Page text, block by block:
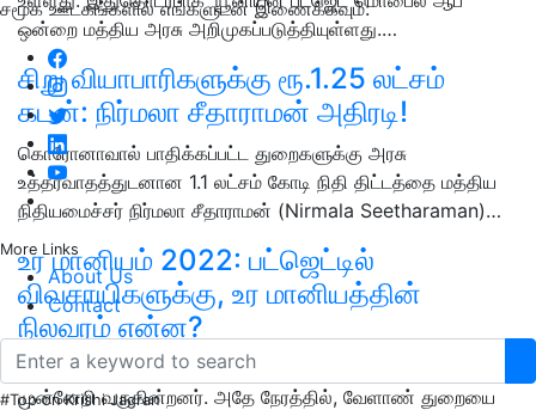
சமூக ஊடகங்களில் எங்களுடன் இணைக்கவும்:
More Links
About Us
Contact
#Top on Krishi Jagran
ஒன்றை மத்திய அரசு அறிமுகப்படுத்தியுள்ளது.…
சிறு வியாபாரிகளுக்கு ரூ.1.25 லட்சம்
கடன்: நிர்மலா சீதாராமன் அதிரடி!
கொரோனாவால் பாதிக்கப்பட்ட துறைகளுக்கு அரசு
உத்தரவாதத்துடனான 1.1 லட்சம் கோடி நிதி திட்டத்தை மத்திய
நிதியமைச்சர் நிர்மலா சீதாராமன் (Nirmala Seetharaman)…
உர மானியம் 2022: பட்ஜெட்டில்
விவசாயிகளுக்கு, உர மானியத்தின்
நிலவரம் என்ன?
மத்திய அரசும் உதவி செய்வதால் விவசாயிகள் தொடர்ந்து
முன்னேறி வருகின்றனர். அதே நேரத்தில், வேளாண் துறையை